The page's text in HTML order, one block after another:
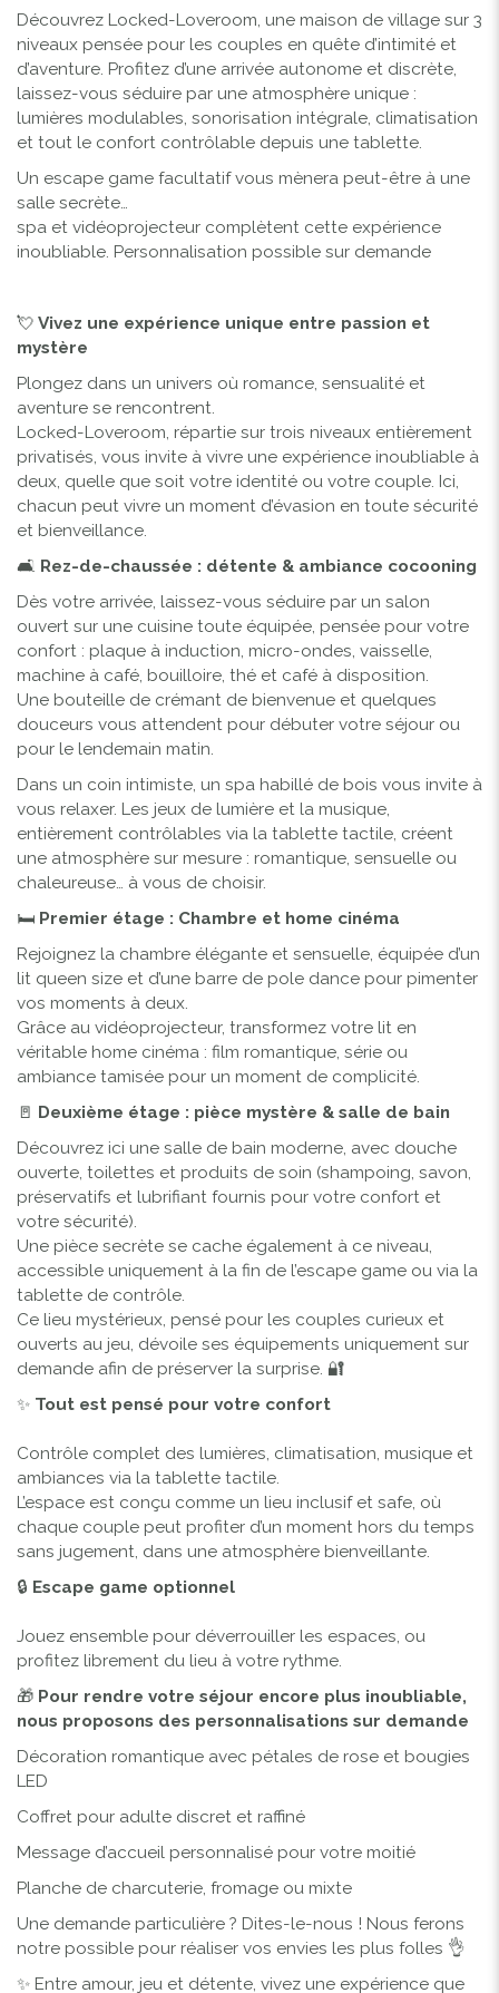
Découvrez Locked-Loveroom, une maison de village sur 3
niveaux pensée pour les couples en quête d’intimité et
d’aventure. Profitez d’une arrivée autonome et discrète,
laissez-vous séduire par une atmosphère unique :
lumières modulables, sonorisation intégrale, climatisation
et tout le confort contrôlable depuis une tablette.
Un escape game facultatif vous mènera peut-être à une
salle secrète…
spa et vidéoprojecteur complètent cette expérience
inoubliable. Personnalisation possible sur demande
💘 Vivez une expérience unique entre passion et
mystère
Plongez dans un univers où romance, sensualité et
aventure se rencontrent.
Locked-Loveroom, répartie sur trois niveaux entièrement
privatisés, vous invite à vivre une expérience inoubliable à
deux, quelle que soit votre identité ou votre couple. Ici,
chacun peut vivre un moment d’évasion en toute sécurité
et bienveillance.
🛋️ Rez-de-chaussée : détente & ambiance cocooning
Dès votre arrivée, laissez-vous séduire par un salon
ouvert sur une cuisine toute équipée, pensée pour votre
confort : plaque à induction, micro-ondes, vaisselle,
machine à café, bouilloire, thé et café à disposition.
Une bouteille de crémant de bienvenue et quelques
douceurs vous attendent pour débuter votre séjour ou
pour le lendemain matin.
Dans un coin intimiste, un spa habillé de bois vous invite à
vous relaxer. Les jeux de lumière et la musique,
entièrement contrôlables via la tablette tactile, créent
une atmosphère sur mesure : romantique, sensuelle ou
chaleureuse… à vous de choisir.
🛏️ Premier étage : Chambre et home cinéma
Rejoignez la chambre élégante et sensuelle, équipée d’un
lit queen size et d’une barre de pole dance pour pimenter
vos moments à deux.
Grâce au vidéoprojecteur, transformez votre lit en
véritable home cinéma : film romantique, série ou
ambiance tamisée pour un moment de complicité.
🚪 Deuxième étage : pièce mystère & salle de bain
Découvrez ici une salle de bain moderne, avec douche
ouverte, toilettes et produits de soin (shampoing, savon,
préservatifs et lubrifiant fournis pour votre confort et
votre sécurité).
Une pièce secrète se cache également à ce niveau,
accessible uniquement à la fin de l’escape game ou via la
tablette de contrôle.
Ce lieu mystérieux, pensé pour les couples curieux et
ouverts au jeu, dévoile ses équipements uniquement sur
demande afin de préserver la surprise. 🔐
✨ Tout est pensé pour votre confort
Contrôle complet des lumières, climatisation, musique et
ambiances via la tablette tactile.
L’espace est conçu comme un lieu inclusif et safe, où
chaque couple peut profiter d’un moment hors du temps
sans jugement, dans une atmosphère bienveillante.
🔒 Escape game optionnel
Jouez ensemble pour déverrouiller les espaces, ou
profitez librement du lieu à votre rythme.
🎁 Pour rendre votre séjour encore plus inoubliable,
nous proposons des personnalisations sur demande
Décoration romantique avec pétales de rose et bougies
LED
Coffret pour adulte discret et raffiné
Message d’accueil personnalisé pour votre moitié
Planche de charcuterie, fromage ou mixte
Une demande particulière ? Dites-le-nous ! Nous ferons
notre possible pour réaliser vos envies les plus folles 👌
✨ Entre amour, jeu et détente, vivez une expérience que